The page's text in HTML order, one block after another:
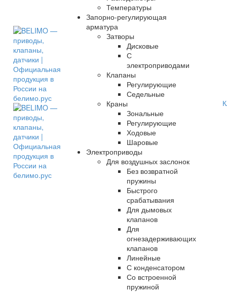
Температуры
Запорно-регулирующая
арматура
Затворы
Дисковые
С
электроприводами
Клапаны
Регулирующие
Седельные
Краны
Зональные
Регулирующие
Ходовые
Шаровые
Электроприводы
Для воздушных заслонок
Без возвратной
пружины
Быстрого
срабатывания
Для дымовых
клапанов
Для
огнезадерживающих
клапанов
Линейные
С конденсатором
Со встроенной
пружиной